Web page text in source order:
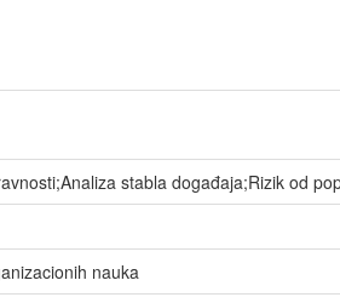
stabla događaja;Rizik od
nauka